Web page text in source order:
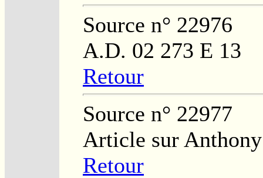
Source n° 22976
A.D. 02 273 E 13
Retour
Source n° 22977
Article sur
Retour